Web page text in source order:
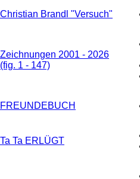
Christian Brandl "Versuch"
Zeichnungen 2001 - 2026
(fig. 1 - 147)
FREUNDEBUCH
Ta Ta ERLÜGT